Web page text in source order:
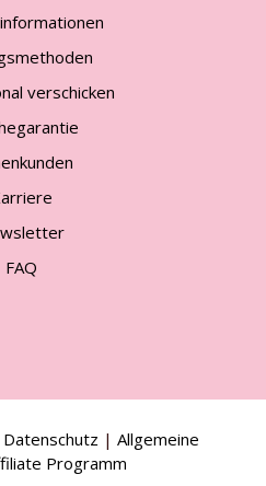
verschicken
FAQ
Datenschutz | Allgemeine
Programm